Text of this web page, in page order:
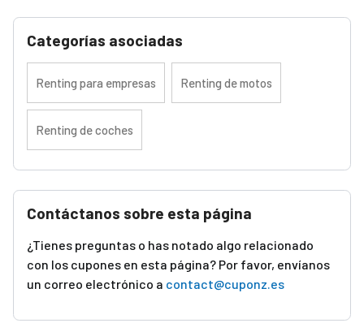
Categorías asociadas
Renting para empresas Renting de motos
Renting de coches
Contáctanos sobre esta página
¿Tienes preguntas o has notado algo relacionado
con los cupones en esta página? Por favor, envíanos
un correo electrónico a contact@cuponz.es